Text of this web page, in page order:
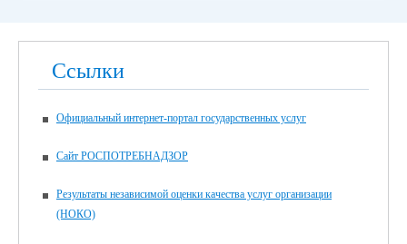
Ссылки
Официальный интернет-портал государственных услуг
Сайт РОСПОТРЕБНАДЗОР
Результаты независимой оценки качества услуг организации
(НОКО)